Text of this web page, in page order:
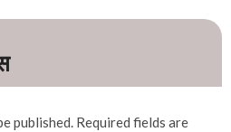
published. Required fields are